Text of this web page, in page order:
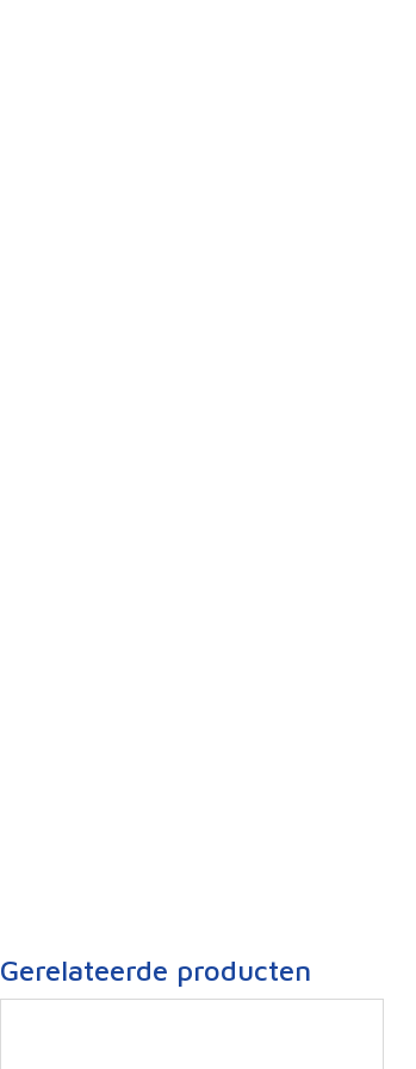
Gerelateerde producten